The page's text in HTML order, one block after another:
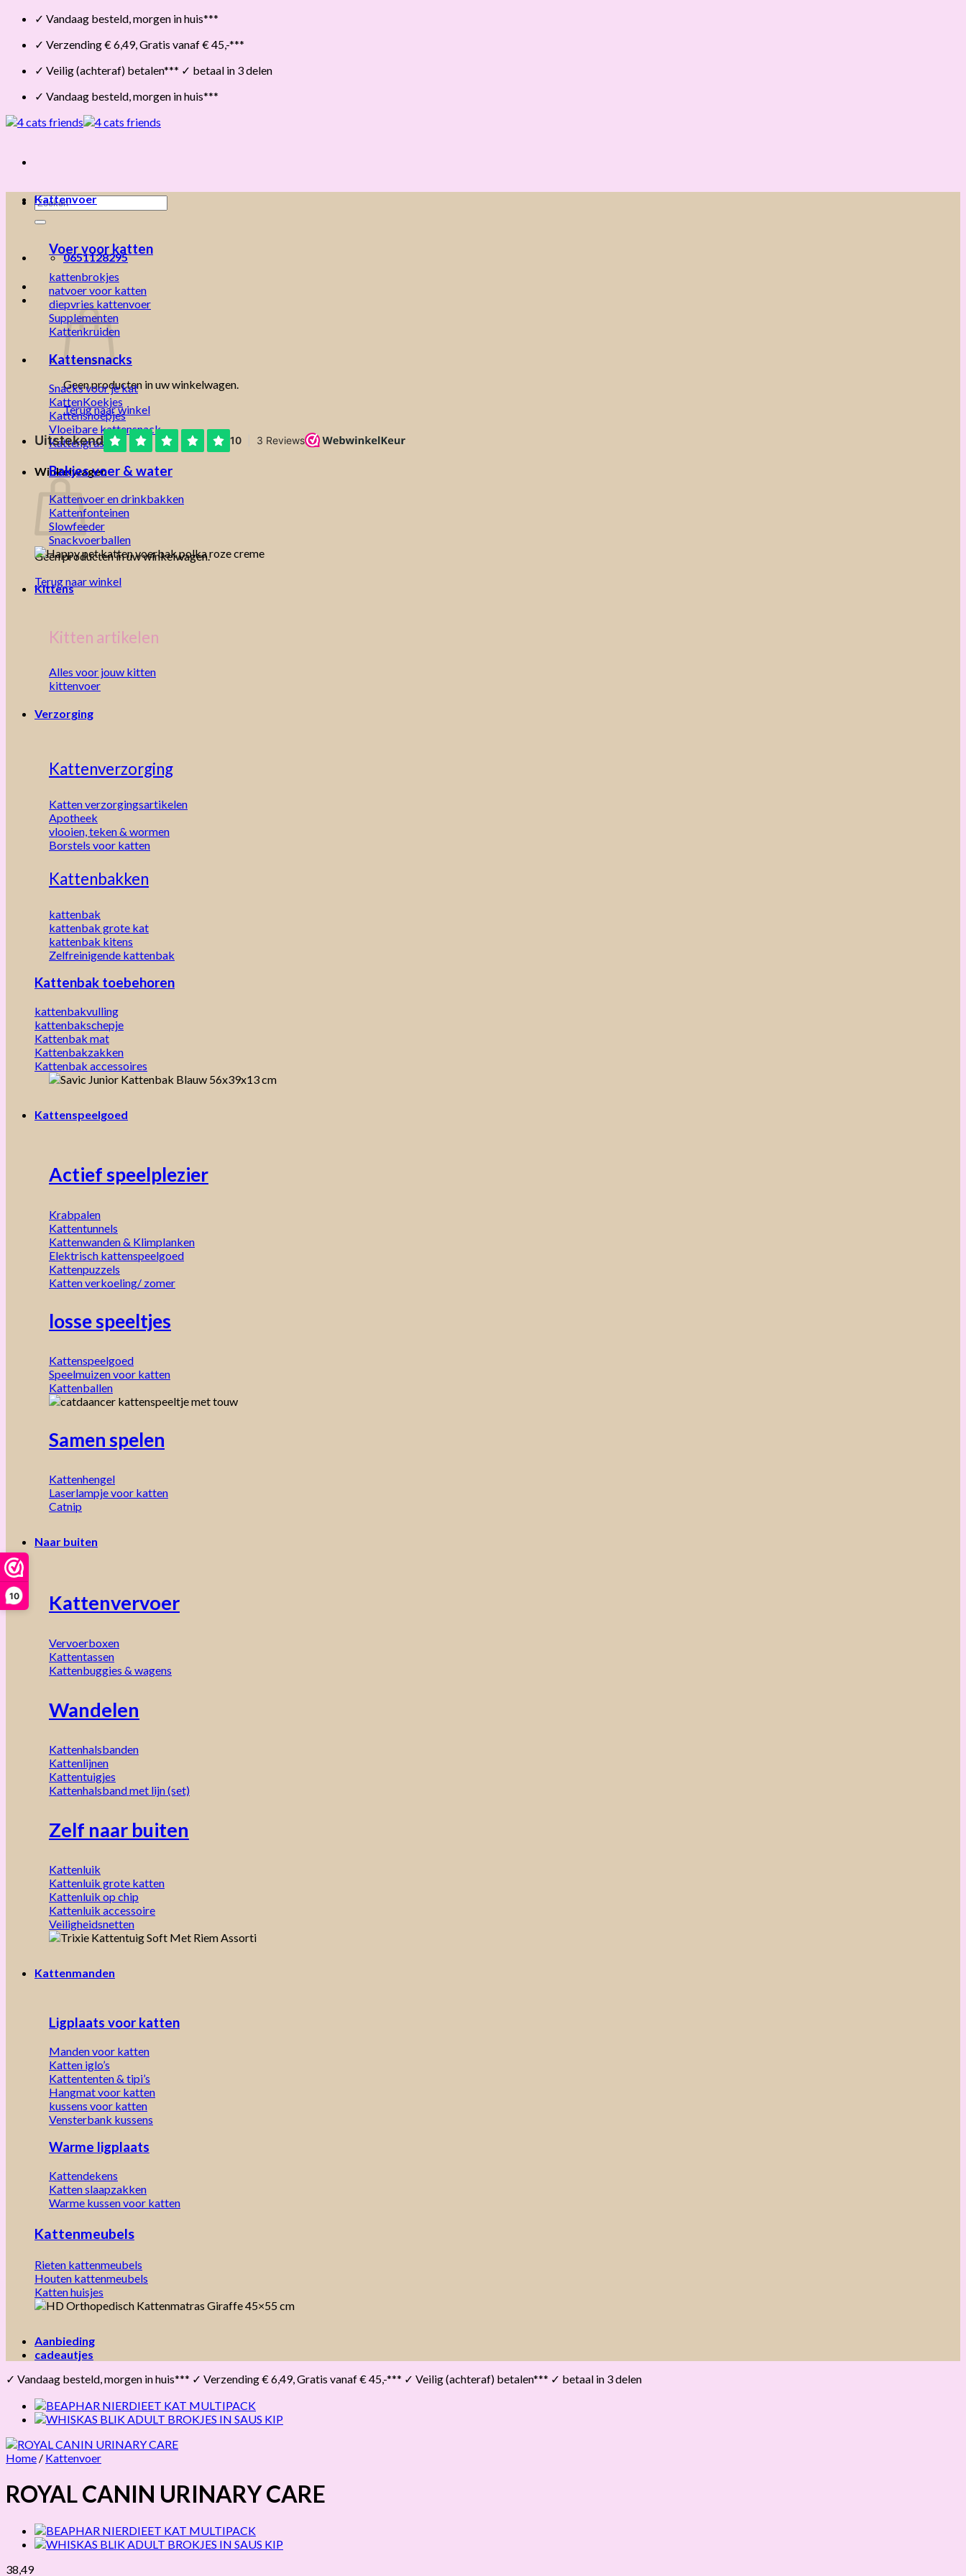
10
Skip
content
✓ Vandaag besteld, morgen in huis***
✓ Verzending € 6,49, Gratis vanaf € 45,-***
✓ Veilig (achteraf) betalen*** ✓ betaal in 3 delen
✓ Vandaag besteld, morgen in huis***
Zoeken
naar:
0651128295
Geen producten in uw winkelwagen.
Terug naar winkel
Winkelwagen
Geen producten in uw winkelwagen.
Terug naar winkel
Kattenvoer
Voer voor katten
kattenbrokjes
natvoer voor katten
diepvries kattenvoer
Supplementen
Kattenkruiden
Kattensnacks
Snacks voor je kat
KattenKoekjes
Kattensnoepjes
Vloeibare kattensnack
Kattengras
Bakjes voer & water
Kattenvoer en drinkbakken
Kattenfonteinen
Slowfeeder
Snackvoerballen
Kittens
Kitten artikelen
Alles voor jouw kitten
kittenvoer
Verzorging
Kattenverzorging
Katten verzorgingsartikelen
Apotheek
vlooien, teken & wormen
Borstels voor katten
Kattenbakken
kattenbak
kattenbak grote kat
kattenbak kitens
Zelfreinigende kattenbak
Kattenbak toebehoren
kattenbakvulling
kattenbakschepje
Kattenbak mat
Kattenbakzakken
Kattenbak accessoires
Kattenspeelgoed
Actief speelplezier
Krabpalen
Kattentunnels
Kattenwanden & Klimplanken
Elektrisch kattenspeelgoed
Kattenpuzzels
Katten verkoeling/ zomer
losse speeltjes
Kattenspeelgoed
Speelmuizen voor katten
Kattenballen
Samen spelen
Kattenhengel
Laserlampje voor katten
Catnip
Naar buiten
Kattenvervoer
Vervoerboxen
Kattentassen
Kattenbuggies & wagens
Wandelen
Kattenhalsbanden
Kattenlijnen
Kattentuigjes
Kattenhalsband met lijn (set)
Zelf naar buiten
Kattenluik
Kattenluik grote katten
Kattenluik op chip
Kattenluik accessoire
Veiligheidsnetten
Kattenmanden
Ligplaats voor katten
Manden voor katten
Katten iglo’s
Kattententen & tipi’s
Hangmat voor katten
kussens voor katten
Vensterbank kussens
Warme ligplaats
Kattendekens
Katten slaapzakken
Warme kussen voor katten
Kattenmeubels
Rieten kattenmeubels
Houten kattenmeubels
Katten huisjes
Aanbieding
cadeautjes
✓ Vandaag besteld, morgen in huis*** ✓ Verzending € 6,49, Gratis vanaf € 45,-*** ✓ Veilig (achteraf) betalen*** ✓ betaal in 3 delen
Home / Kattenvoer
ROYAL CANIN URINARY CARE
38,49